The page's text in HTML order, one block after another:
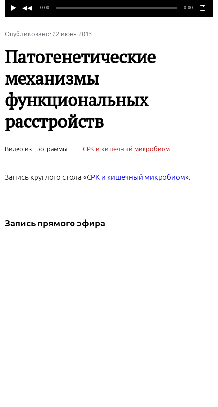
Опубликовано: 22 июня 2015
Патогенетические
механизмы
функциональных
расстройств
Видео из программы СРК и кишечный микробиом
Запись круглого стола «СРК и кишечный микробиом».
Запись прямого эфира